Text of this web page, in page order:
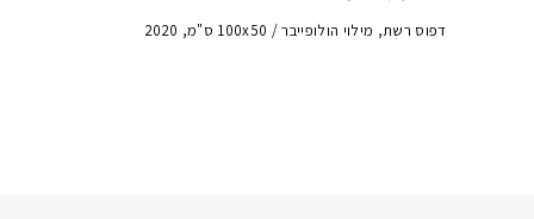
דפוס רשת, מילוי הולופייבר / 100x50 ס"מ, 2020